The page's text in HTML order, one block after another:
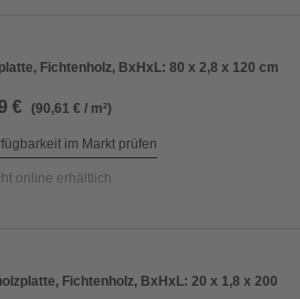
Fichtenholz, BxHxL: 80 x 2,8 x 120 cm
€ (90,61 € / m²)
im Markt prüfen
online erhältlich
Fichtenholz, BxHxL: 20 x 1,8 x 200